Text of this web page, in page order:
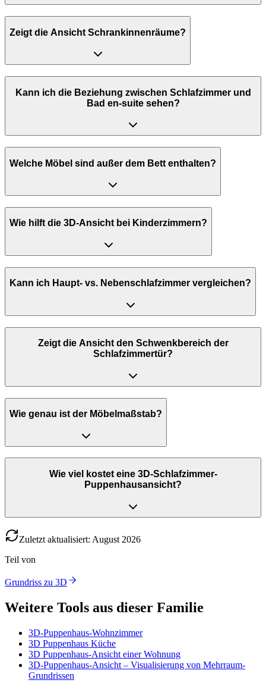
Zeigt die Ansicht Schrankinnenräume?
Kann ich die Beziehung zwischen Schlafzimmer und
Bad en-suite sehen?
Welche Möbel sind außer dem Bett enthalten?
Wie hilft die 3D-Ansicht bei Kinderzimmern?
Kann ich Haupt- vs. Nebenschlafzimmer vergleichen?
Zeigt die Ansicht den Schwenkbereich der
Schlafzimmertür?
Wie genau ist der Möbelmaßstab?
Wie viel kostet eine 3D-Schlafzimmer-
Puppenhausansicht?
Zuletzt aktualisiert: August 2026
Teil von
Grundriss zu 3D
Weitere Tools aus dieser Familie
3D-Puppenhaus-Wohnzimmer
3D Puppenhaus Küche
3D Puppenhaus-Ansicht einer Wohnung
3D-Puppenhaus-Ansicht – Visualisierung von Mehrraum-
Grundrissen